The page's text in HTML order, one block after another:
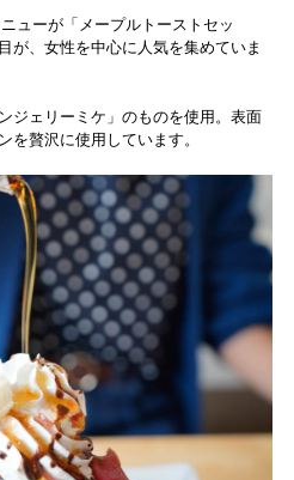
ューが「メープルトーストセッ
が、女性を中心に人気を集めていま
ジェリーミケ」のものを使用。表面
を贅沢に使用しています。